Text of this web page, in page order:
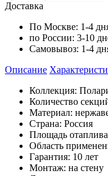
Доставка
По Москве: 1-4
по России: 3-10
Самовывоз: 1-4
Описание
Коллекция:
Количество
Материал:
Страна: Россия
Площадь
Область
Гарантия: 10 лет
Монтаж: на стену